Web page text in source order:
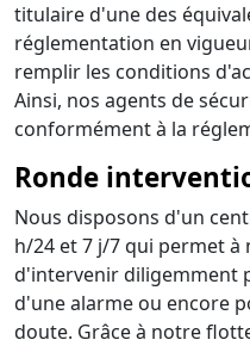
titulaire d'une des
réglementation en
remplir les conditions
Ainsi, nos agents de
conformément à la
Ronde
Nous disposons d'un
h/24 et 7 j/7 qui permet
d'intervenir diligemment
d'une alarme ou encore
doute. Grâce à notre